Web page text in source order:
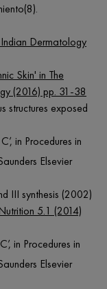
Dermatology
Skin' in The
(2016) pp. 31-38
structures exposed
in Procedures in
Elsevier
III synthesis (2002)
5.1 (2014)
in Procedures in
Elsevier